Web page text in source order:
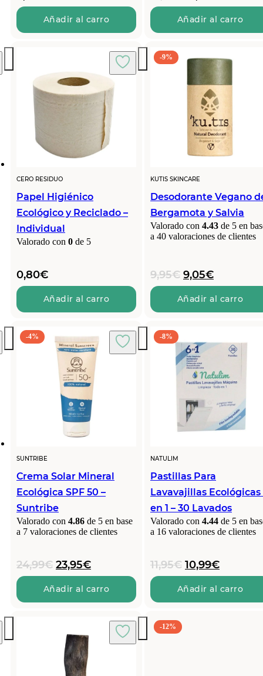
Añadir al carro
precio
original
era:
precio
actual
es:
Añadir al carro
CERO RESIDUO
Papel Higiénico
Ecológico y Reciclado –
Individual
Valorado con 0 de 5
0,80€
Añadir al carro
-9%
KUTIS SKINCARE
Desodorante Vegano
Bergamota y Salvia
Valorado con 4.43 de 5 en
a 40 valoraciones de clientes
9,95€ El
precio
original
era:
9,05€El
precio
actual
es:
Añadir al carro
-4%
SUNTRIBE
Crema Solar Mineral
Ecológica SPF 50 –
Suntribe
Valorado con 4.86 de 5 en base
a 7 valoraciones de clientes
24,99€ El
precio
original
era:
23,95€El
precio
actual
es:
Añadir al carro
-8%
NATULIM
Pastillas Para
Lavavajillas Ecológicas
en 1 – 30 Lavados
Valorado con 4.44 de 5 en
a 16 valoraciones de clientes
11,95€ El
precio
original
era:
10,99€El
precio
actual
es:
Añadir al carro
-12%